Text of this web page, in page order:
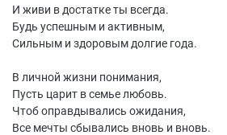
И живи в достатке ты всегда.
Будь успешным и активным,
Сильным и здоровым долгие года.
В личной жизни понимания,
Пусть царит в семье любовь.
Чтоб оправдывались ожидания,
Все мечты сбывались вновь и вновь.